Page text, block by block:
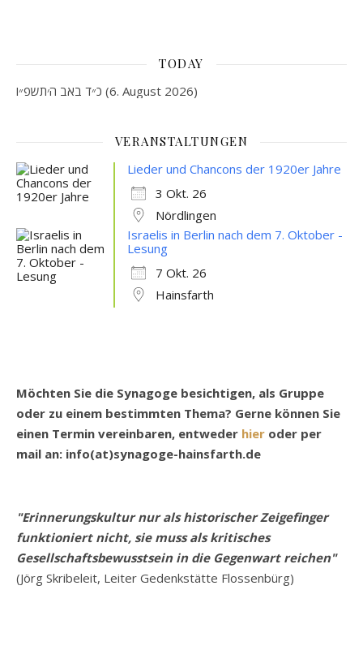
TODAY
כ״ד באב ה׳תשפ״ו (6. August 2026)
VERANSTALTUNGEN
Lieder und Chancons der 1920er Jahre
3 Okt. 26
Nördlingen
Israelis in Berlin nach dem 7. Oktober -
Lesung
7 Okt. 26
Hainsfarth
Möchten Sie die Synagoge besichtigen, als Gruppe
oder zu einem bestimmten Thema? Gerne können Sie
einen Termin vereinbaren, entweder hier oder per
mail an: info(at)synagoge-hainsfarth.de
"Erinnerungskultur nur als historischer Zeigefinger
funktioniert nicht, sie muss als kritisches
Gesellschaftsbewusstsein in die Gegenwart reichen"
(Jörg Skribeleit, Leiter Gedenkstätte Flossenbürg)